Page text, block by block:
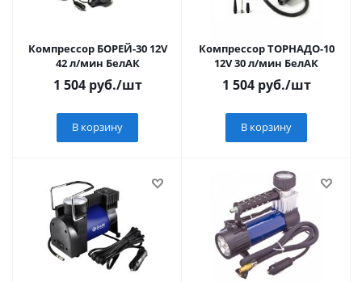
Компрессор БОРЕЙ-30 12V
42 л/мин БелАК
1 504руб./шт
В корзину
Компрессор ТОРНАДО-10
12V 30 л/мин БелАК
1 504руб./шт
В корзину